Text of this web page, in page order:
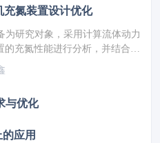
氮装置设计优化
为研究对象，采用计算流体动力
的充氮性能进行分析，并结合分
。随后，针对优化方案进行性
空残氧量降低至0.252%。为
为0.68%，这一结果满足了小
与优化
应用